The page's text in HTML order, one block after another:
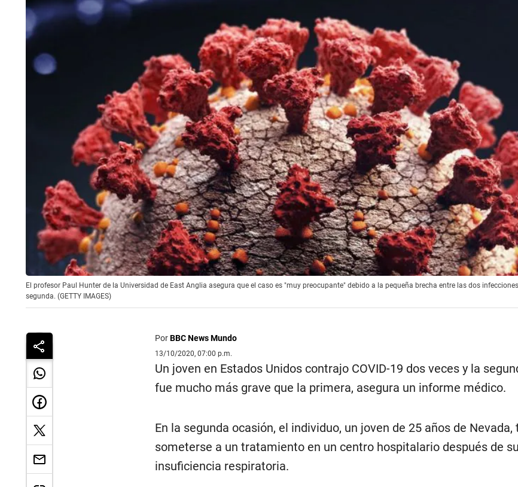
El profesor Paul Hunter de la Universidad de East Anglia asegura que el caso es "muy preocupante" debido a la pequeña brecha entre las dos
segunda. (GETTY IMAGES)
PorBBC News Mundo
13/10/2020, 07:00 p.m.
Un joven en Estados Unidos contrajo COVID-19 dos veces y la
fue mucho más grave que la primera, asegura un informe médico.
En la segunda ocasión, el individuo, un joven de 25 años de Nevada,
someterse a un tratamiento en un centro hospitalario después de
insuficiencia respiratoria.